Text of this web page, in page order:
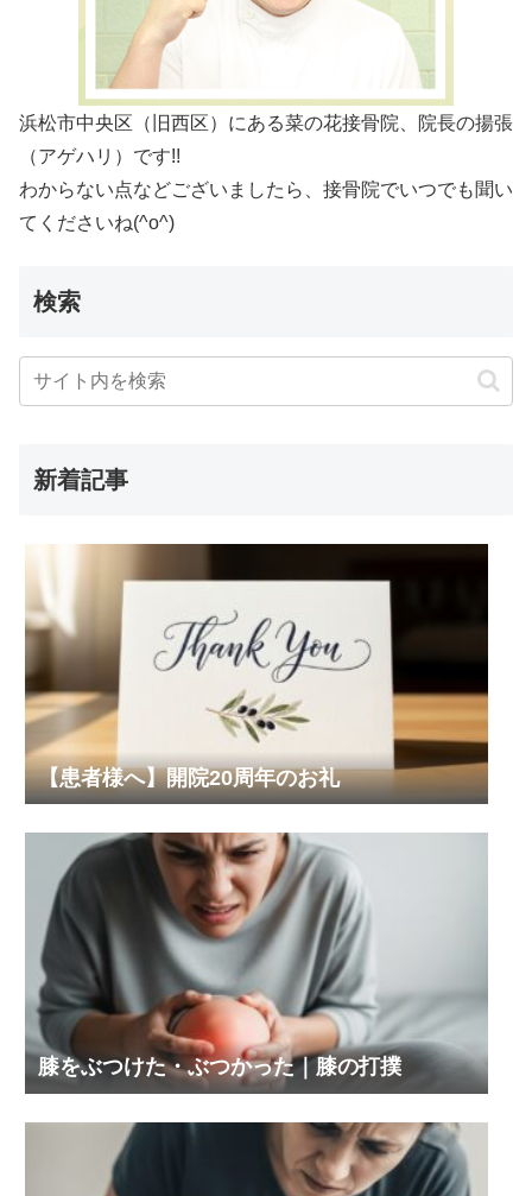
浜松市中央区（旧西区）にある菜の花接骨院、院長の揚張
（アゲハリ）です!!
わからない点などございましたら、接骨院でいつでも聞い
てくださいね(^o^)
検索
新着記事
【患者様へ】開院20周年のお礼
膝をぶつけた・ぶつかった｜膝の打撲